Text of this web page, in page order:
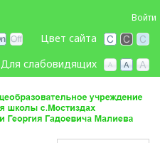
Войти
Цвет сайта
Для слабовидящих